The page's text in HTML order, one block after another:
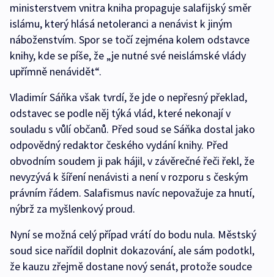
ministerstvem vnitra kniha propaguje salafijský směr
islámu, který hlásá netoleranci a nenávist k jiným
náboženstvím. Spor se točí zejména kolem odstavce
knihy, kde se píše, že „je nutné své neislámské vlády
upřímně nenávidět“.
Vladimír Sáňka však tvrdí, že jde o nepřesný překlad,
odstavec se podle něj týká vlád, které nekonají v
souladu s vůlí občanů. Před soud se Sáňka dostal jako
odpovědný redaktor českého vydání knihy. Před
obvodním soudem ji pak hájil, v závěrečné řeči řekl, že
nevyzývá k šíření nenávisti a není v rozporu s českým
právním řádem. Salafismus navíc nepovažuje za hnutí,
nýbrž za myšlenkový proud.
Nyní se možná celý případ vrátí do bodu nula. Městský
soud sice nařídil doplnit dokazování, ale sám podotkl,
že kauzu zřejmě dostane nový senát, protože soudce